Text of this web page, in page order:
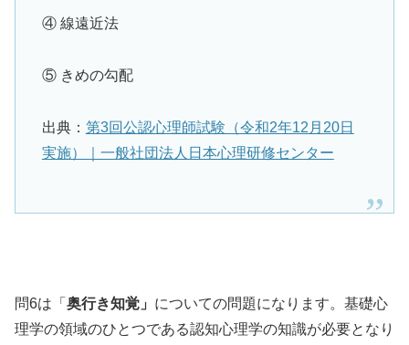
④ 線遠近法
⑤ きめの勾配
出典： 第3回公認心理師試験（令和2年12月20日
実施）｜一般社団法人日本心理研修センター
問6は「 奥行き知覚」 についての問題になります。基礎心
理学の領域のひとつである認知心理学の知識が必要となり